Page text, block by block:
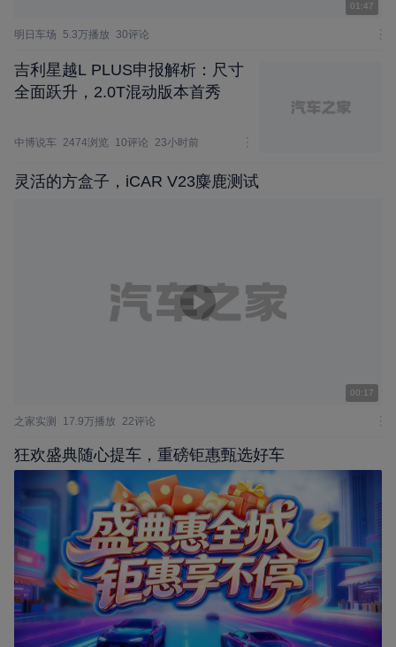
01:47
明日车场 5.3万播放 30评论
吉利星越L PLUS申报解析：尺寸
全面跃升，2.0T混动版本首秀
中博说车 2474浏览 10评论 23小时前
灵活的方盒子，iCAR V23麋鹿测试
00:17
之家实测 17.9万播放 22评论
狂欢盛典随心提车，重磅钜惠甄选好车